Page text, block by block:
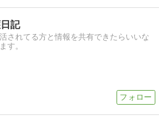
記
されてる方と情報を共有できたらいいな
す。